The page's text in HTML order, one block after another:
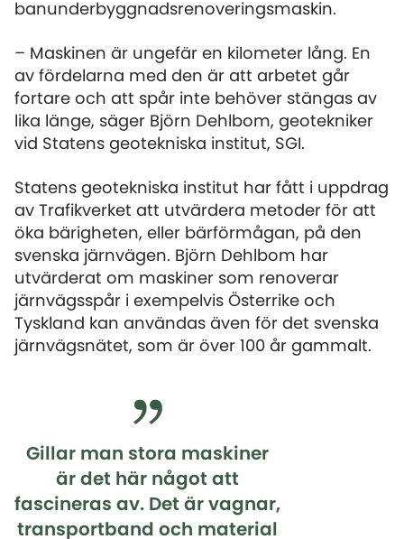
banunderbyggnadsrenoveringsmaskin.
– Maskinen är ungefär en kilometer lång. En
av fördelarna med den är att arbetet går
fortare och att spår inte behöver stängas av
lika länge, säger Björn Dehlbom, geotekniker
vid Statens geotekniska institut, SGI.
Statens geotekniska institut har fått i uppdrag
av Trafikverket att utvärdera metoder för att
öka bärigheten, eller bärförmågan, på den
svenska järnvägen. Björn Dehlbom har
utvärderat om maskiner som renoverar
järnvägsspår i exempelvis Österrike och
Tyskland kan användas även för det svenska
järnvägsnätet, som är över 100 år gammalt.
Gillar man stora maskiner
är det här något att
fascineras av. Det är vagnar,
transportband och material